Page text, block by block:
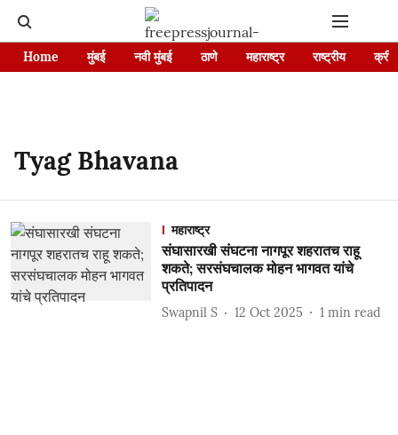
Home मुंबई नवी मुंबई ठाणे महाराष्ट्र राष्ट्रीय
Tyag Bhavana
महाराष्ट्र
संघासारखी संघटना नागपूर शहरातच राहू
शकते; सरसंघचालक मोहन भागवत यांचे
प्रतिपादन
Swapnil S 12 Oct 2025 1 min read